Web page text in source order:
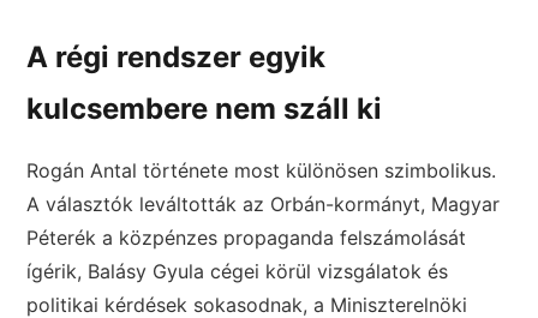
A régi rendszer egyik
kulcsembere nem száll ki
Rogán Antal története most különösen szimbolikus.
A választók leváltották az Orbán-kormányt, Magyar
Péterék a közpénzes propaganda felszámolását
ígérik, Balásy Gyula cégei körül vizsgálatok és
politikai kérdések sokasodnak, a Miniszterelnöki